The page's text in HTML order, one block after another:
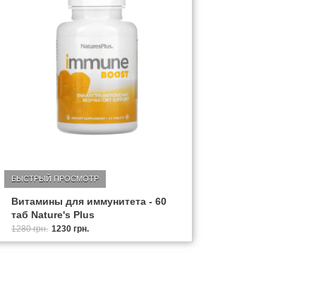
Витамины для иммунитета - 60
таб Nature's Plus
БЫСТРЫЙ ПРОСМОТР
1280 грн. 1230 грн.